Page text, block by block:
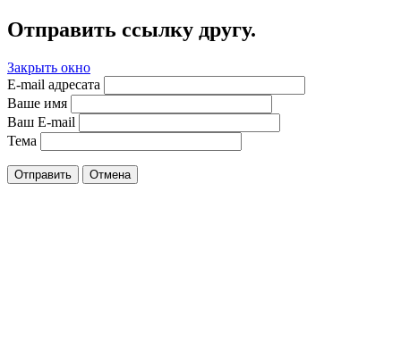
Отправить ссылку другу.
Закрыть окно
E-mail адресата
Ваше имя
Ваш E-mail
Тема
Отправить Отмена